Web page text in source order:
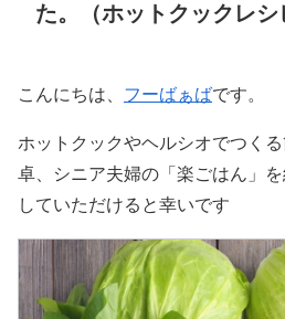
た。（ホットクックレシ
こんにちは、 フーばぁばです。
ホットクックやヘルシオでつく
卓、シニア夫婦の「楽ごはん」
していただけると幸いです